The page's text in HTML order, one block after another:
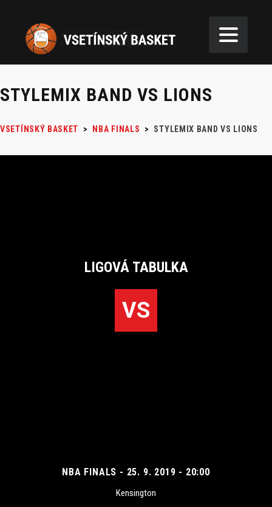
STYLEMIX BAND VS LIONS
VSETÍNSKÝ BASKET > NBA FINALS > STYLEMIX BAND VS LIONS
LIGOVÁ TABULKA
VS
NBA FINALS - 25. 9. 2019 - 20:00
Kensington